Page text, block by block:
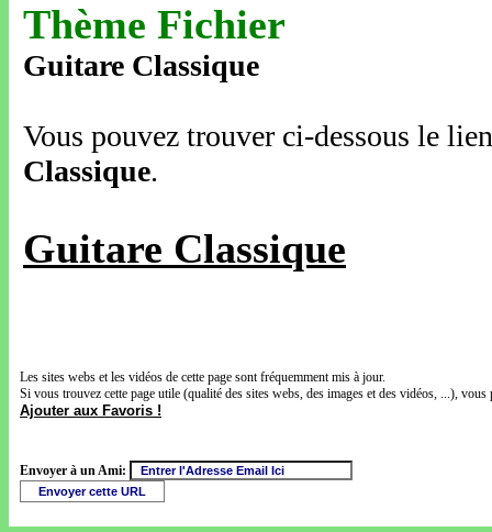
Thème Fichier
Guitare Classique
Vous pouvez trouver ci-dessous le
Classique.
Guitare Classique
Les sites webs et les vidéos de cette page sont fréquemment mis à jour.
Si vous trouvez cette page utile (qualité des sites webs, des images et des vidéos, ...),
Ajouter aux Favoris !
Envoyer à un Ami: